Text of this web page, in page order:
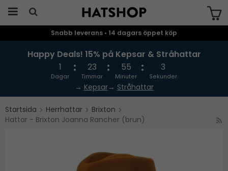
Snabb leverans • 14 dagars öppet köp
Happy Deals! 15% på Kepsar & Stråhattar
1
Dagar
23
Timmar
55
Minuter
3
Sekunder
→ Kepsar→ Stråhattar
Startsida Herrhattar
Brixton
Hattar - Brixton Joanna Rancher (brun)